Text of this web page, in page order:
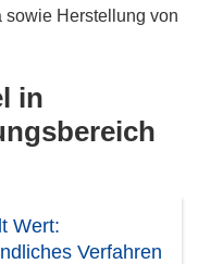
sowie Herstellung von
in
Wert:
Verfahren